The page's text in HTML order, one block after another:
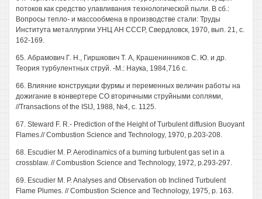
потоков как средство улавливания технологической пыли. В сб.:
Вопросы тепло- и массообмена в производстве стали: Труды
Института металлургии УНЦ АН СССР, Свердловск, 1970, вып. 21, с.
162-169.
65. Абрамович Г. Н., Гиршкович Т. А, Крашенинников С. Ю. и др.
Теория турбулентных струй. -М.: Наука, 1984,716 с.
66. Влияние конструкции фурмы и переменных величин работы на
дожигание в конвертере СО вторичными струйными соплями,
//Transactions of the ISIJ, 1988, №4, с. 1125.
67. Steward F. R.- Prediction of the Height of Turbulent diffusion Buoyant
Flames.// Combustion Science and Technology, 1970, p.203-208.
68. Escudier M. P. Aerodinamics of a burning turbulent gas set in a
crossblaw. // Combustion Science and Technology, 1972, p.293-297.
69. Escudier M. P. Analyses and Observation ob Inclined Turbulent
Flame Plumes. // Combustion Science and Technology, 1975, p. 163.